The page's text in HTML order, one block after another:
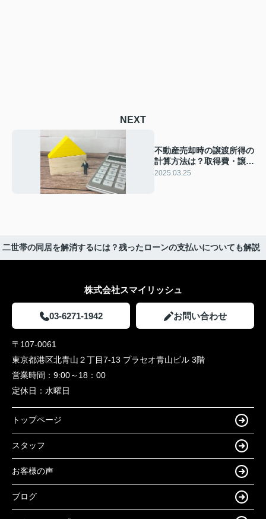
NEXT
不動産売却時の譲渡所得の
計算方法は？取得費・譲渡
費用の内訳も解説
2025.03.25
二世帯の同居を解消するには？残ったローンの支払いについても解説
株式会社スマイリッシュ
03-6271-1942 お問い合わせ
〒107-0061
東京都港区北青山２丁目7-13 プラセオ青山ビル 3階
営業時間： 9:00～18：00
定休日： 水曜日
トップページ
スタッフ
お客様の声
ブログ